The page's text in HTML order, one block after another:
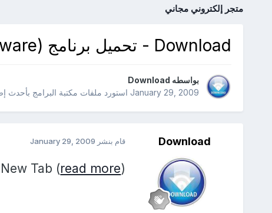
متجر إلكتروني مجاني
Download - تحميل برنامج ExNewT 0.1 (Freeware)
بواسطه Download
January 29, 2009استورد ملفات مكتبة البرامج بأحدث
Download قام بنشر January 29, 2009
Tab (read more)